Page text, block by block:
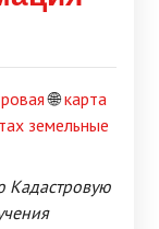
🌐карта
земельные
Кадастровую